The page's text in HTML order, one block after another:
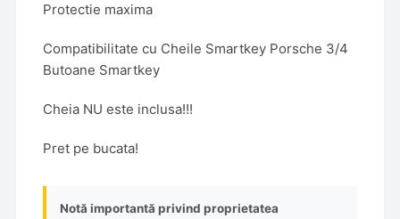
Protectie maxima
Compatibilitate cu Cheile Smartkey Porsche 3/4
Butoane Smartkey
Cheia NU este inclusa!!!
Pret pe bucata!
Notă importantă privind proprietatea